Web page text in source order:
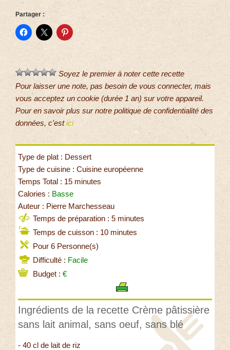
Partager :
Soyez le premier à noter cette recette
Pour laisser une note, pas besoin de vous connecter, mais
vous acceptez un cookie (durée 1 an) sur votre appareil.
Pour en savoir plus sur notre politique de confidentialité des
données, c'estici
Type de plat : Dessert
Type de cuisine : Cuisine européenne
Temps Total : 15 minutes
Calories : Basse
Auteur : Pierre Marchesseau
Temps de préparation : 5 minutes
Temps de cuisson : 10 minutes
Pour 6 Personne(s)
Difficulté : Facile
Budget : €
Ingrédients de la recette Crème pâtissière
sans lait animal, sans oeuf, sans blé
- 40 cl de lait de riz